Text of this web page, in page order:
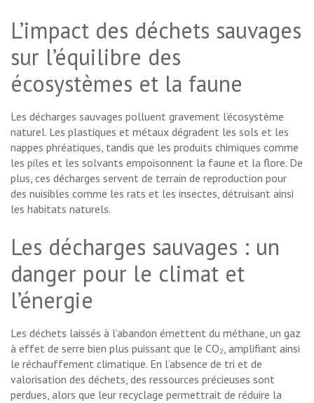
L’impact des déchets sauvages
sur l’équilibre des
écosystèmes et la faune
Les décharges sauvages polluent gravement l’écosystème
naturel. Les plastiques et métaux dégradent les sols et les
nappes phréatiques, tandis que les produits chimiques comme
les piles et les solvants empoisonnent la faune et la flore. De
plus, ces décharges servent de terrain de reproduction pour
des nuisibles comme les rats et les insectes, détruisant ainsi
les habitats naturels.
Les décharges sauvages : un
danger pour le climat et
l’énergie
Les déchets laissés à l’abandon émettent du méthane, un gaz
à effet de serre bien plus puissant que le CO₂, amplifiant ainsi
le réchauffement climatique. En l’absence de tri et de
valorisation des déchets, des ressources précieuses sont
perdues, alors que leur recyclage permettrait de réduire la